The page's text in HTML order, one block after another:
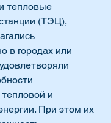
тепловые
(ТЭЦ),
в городах или
и
При этом их